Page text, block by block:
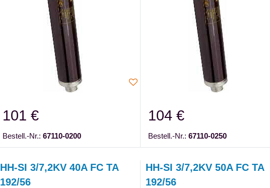
101 €
Bestell.-Nr.: 67110-0200
104 €
Bestell.-Nr.: 67110-0250
HH-SI 3/7,2KV 40A FC TA
192/56
HH-SI 3/7,2KV 50A FC TA
192/56